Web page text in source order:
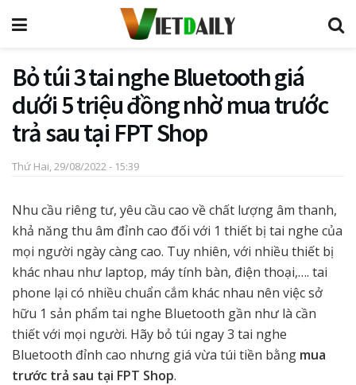
Bỏ túi 3 tai nghe Bluetooth giá
dưới 5 triệu đồng nhờ mua trước
trả sau tại FPT Shop
Thứ Hai, 29/08/2022 - 15:39
Nhu cầu riêng tư, yêu cầu cao về chất lượng âm thanh,
khả năng thu âm đỉnh cao đối với 1 thiết bị tai nghe của
mọi người ngày càng cao. Tuy nhiên, với nhiều thiết bị
khác nhau như laptop, máy tính bàn, điện thoại,…. tai
phone lại có nhiều chuẩn cắm khác nhau nên việc sở
hữu 1 sản phẩm tai nghe Bluetooth gần như là cần
thiết với mọi người. Hãy bỏ túi ngay 3 tai nghe
Bluetooth đỉnh cao nhưng giá vừa túi tiền bằng mua
trước trả sau tại FPT Shop.